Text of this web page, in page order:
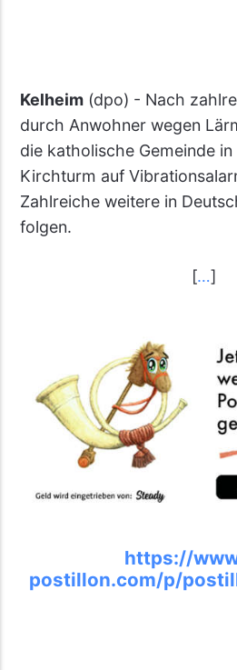
Kelheim(dpo) - Nach
durch Anwohner wegen
die katholische Gemeinde
Kirchturm auf
Zahlreiche weitere in
folgen.
[…]
https://
postillon.com/p/